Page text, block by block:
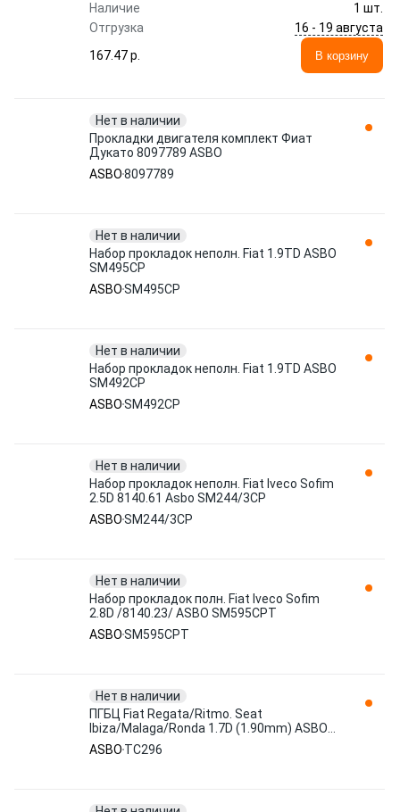
Наличие
1 шт.
Отгрузка
16 - 19 августа
167.47 p.
В корзину
Нет в наличии
Прокладки двигателя комплект Фиат
Дукато 8097789 ASBO
ASBO8097789
Нет в наличии
Набор прокладок неполн. Fiat 1.9TD ASBO
SM495CP
ASBOSM495CP
Нет в наличии
Набор прокладок неполн. Fiat 1.9TD ASBO
SM492CP
ASBOSM492CP
Нет в наличии
Набор прокладок неполн. Fiat Iveco Sofim
2.5D 8140.61 Asbo SM244/3CP
ASBOSM244/3CP
Нет в наличии
Набор прокладок полн. Fiat Iveco Sofim
2.8D /8140.23/ ASBO SM595CPT
ASBOSM595CPT
Нет в наличии
ПГБЦ Fiat Regata/Ritmo. Seat
Ibiza/Malaga/Ronda 1.7D (1.90mm) ASBO
TC296
ASBO TC296